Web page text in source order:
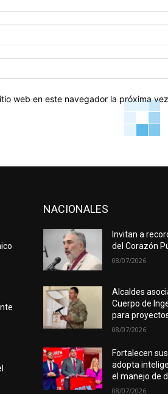
web en este navegador la próxima
NACIONALES
Invitan a
del Corazón
08/07/2026
Alcaldes
Cuerpo de
para
08/07/2026
Fortalecen
adopta
el manejo de
08/07/2026